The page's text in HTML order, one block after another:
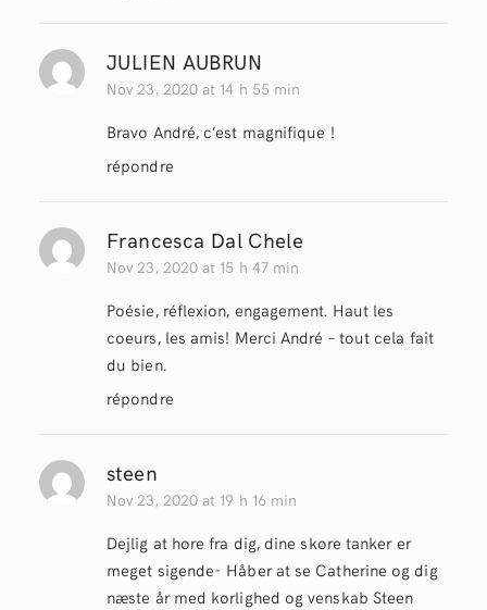
JULIEN AUBRUN
Nov 23, 2020 at 14 h 55 min
Bravo André, c’est magnifique !
répondre
Francesca Dal Chele
Nov 23, 2020 at 15 h 47 min
Poésie, réflexion, engagement. Haut les
coeurs, les amis! Merci André – tout cela fait
du bien.
répondre
steen
Nov 23, 2020 at 19 h 16 min
Dejlig at høre fra dig, dine skøre tanker er
meget sigende- Håber at se Catherine og dig
næste år med kørlighed og venskab Steen